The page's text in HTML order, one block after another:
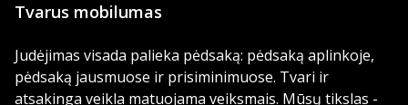
Tvarus mobilumas
Judėjimas visada palieka pėdsaką: pėdsaką aplinkoje,
pėdsaką jausmuose ir prisiminimuose. Tvari ir
atsakinga veikla matuojama veiksmais. Mūsų tikslas -